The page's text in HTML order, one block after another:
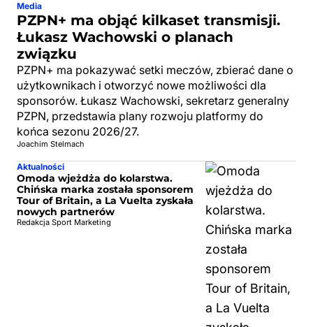
Media
PZPN+ ma objąć kilkaset transmisji.
Łukasz Wachowski o planach
związku
PZPN+ ma pokazywać setki meczów, zbierać dane o
użytkownikach i otworzyć nowe możliwości dla
sponsorów. Łukasz Wachowski, sekretarz generalny
PZPN, przedstawia plany rozwoju platformy do
końca sezonu 2026/27.
Joachim Stelmach
Aktualności
Omoda wjeżdża do kolarstwa.
Chińska marka została sponsorem
Tour of Britain, a La Vuelta zyskała
nowych partnerów
Redakcja Sport Marketing